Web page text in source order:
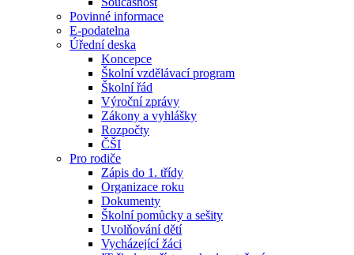
Povinné informace
E-podatelna
Úřední deska
Koncepce
Školní vzdělávací program
Školní řád
Výroční zprávy
Zákony a vyhlášky
Rozpočty
ČŠI
Pro rodiče
Zápis do 1. třídy
Organizace roku
Dokumenty
Školní pomůcky a sešity
Uvolňování dětí
Vycházející žáci